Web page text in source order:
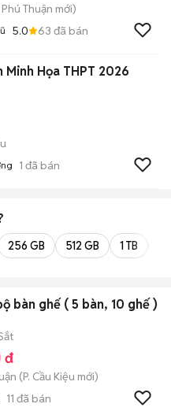
Phú Thuận mới)
5.0 63 đã bán
Họa THPT 2026
1 đã bán
256 GB 512 GB 1 TB
bàn ghế ( 5 bàn, 10 ghế )
đ
(P. Cầu Kiệu mới)
11 đã bán